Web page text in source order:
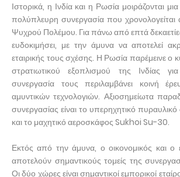
Ιστορικά, η Ινδία και η Ρωσία μοιράζονται
πολύπλευρη συνεργασία που
Ψυχρού Πολέμου. Για πάνω από επτά
ευδοκιμήσει, με την άμυνα να αποτελεί
εταιρικής τους σχέσης. Η Ρωσία παρέμεινε ο
στρατιωτικού εξοπλισμού της Ινδίας
συνεργασία τους περιλαμβάνει κοινή
αμυντικών τεχνολογιών. Αξιοσημείωτα
συνεργασίας είναι το υπερηχητικό
και το μαχητικό αεροσκάφος Sukhoi Su-30.
Εκτός από την άμυνα, ο οικονομικός και ο
αποτελούν σημαντικούς τομείς της
Οι δύο χώρες είναι σημαντικοί εμπορικοί